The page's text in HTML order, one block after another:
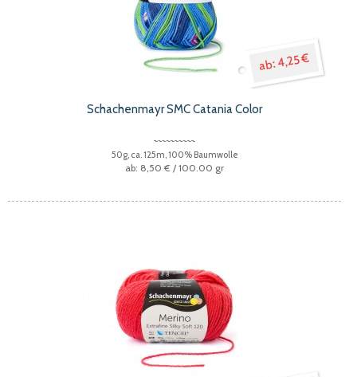
4,25 €
Schachenmayr SMC Catania Color
50g, ca. 125m, 100% Baumwolle
8,50 € / 100.00 gr